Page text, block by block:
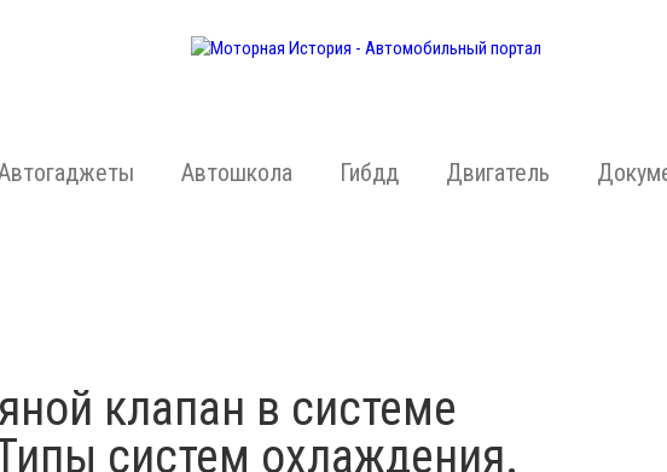
Автошкола Гибдд Двигатель
клапан в системе
систем охлаждения.